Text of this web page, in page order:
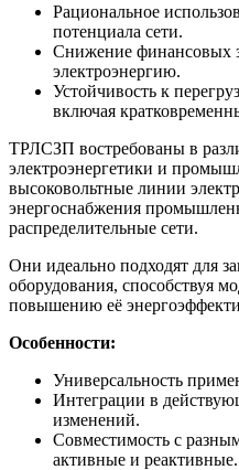
Рациональное
потенциала сети.
Снижение финансовых
электроэнергию.
Устойчивость к
включая
ТРЛСЗП востребованы в
электроэнергетики и
высоковольтные линии
энергоснабжения
распределительные сети.
Они идеально подходят для
оборудования, способствуя
повышению её
Особенности:
Универсальность
Интеграции в
изменений.
Совместимость с
активные и реактивные.